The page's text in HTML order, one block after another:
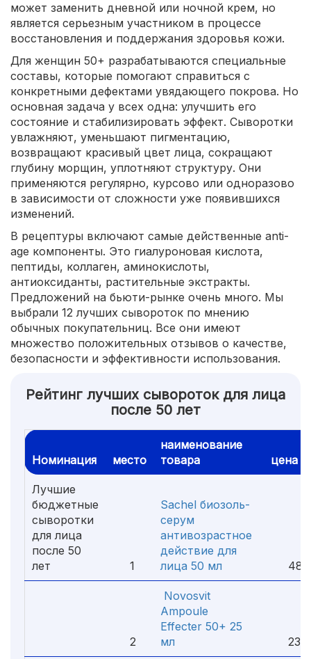
может заменить дневной или ночной крем, но
является серьезным участником в процессе
восстановления и поддержания здоровья кожи.
Для женщин 50+ разрабатываются специальные
составы, которые помогают справиться с
конкретными дефектами увядающего покрова. Но
основная задача у всех одна: улучшить его
состояние и стабилизировать эффект. Сыворотки
увлажняют, уменьшают пигментацию,
возвращают красивый цвет лица, сокращают
глубину морщин, уплотняют структуру. Они
применяются регулярно, курсово или одноразово
в зависимости от сложности уже появившихся
изменений.
В рецептуры включают самые действенные anti-
age компоненты. Это гиалуроновая кислота,
пептиды, коллаген, аминокислоты,
антиоксиданты, растительные экстракты.
Предложений на бьюти-рынке очень много. Мы
выбрали 12 лучших сывороток по мнению
обычных покупательниц. Все они имеют
множество положительных отзывов о качестве,
безопасности и эффективности использования.
Рейтинг лучших сывороток для лица
после 50 лет
Номинация место
наименование
товара
цена
Лучшие
бюджетные
сыворотки
для лица
после 50
лет
1
Sachel биозоль-
серум
антивозрастное
действие для
лица 50 мл
480
2
Novosvit
Ampoule
Effecter 50+ 25
мл
230